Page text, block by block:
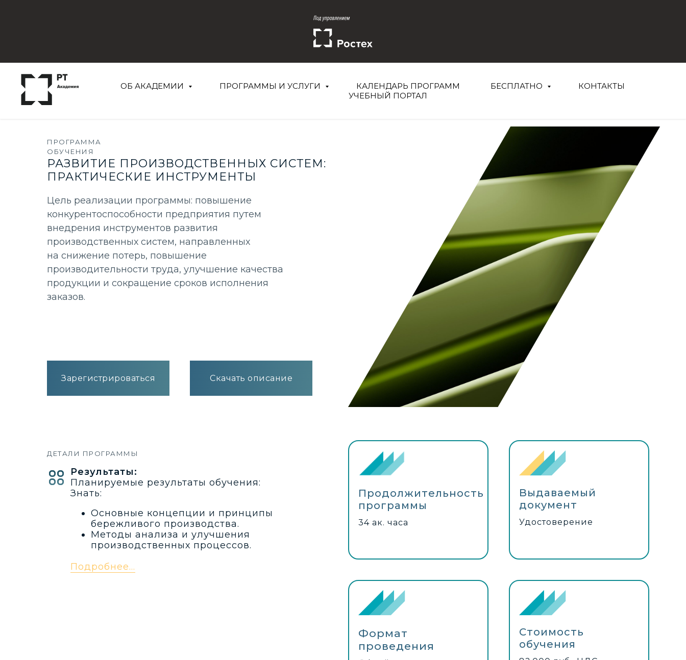
ОБ АКАДЕМИИ ПРОГРАММЫ И УСЛУГИ КАЛЕНДАРЬ ПРОГРАММ БЕСПЛАТНО
КОНТАКТЫ
УЧЕБНЫЙ ПОРТАЛ
РАЗВИТИЕ ПРОИЗВОДСТВЕННЫХ СИСТЕМ:
ПРАКТИЧЕСКИЕ ИНСТРУМЕНТЫ
Цель реализации программы: повышение
конкурентоспособности предприятия путем
внедрения инструментов развития
производственных систем, направленных
на снижение потерь, повышение
производительности труда, улучшение качества
продукции и сокращение сроков исполнения
заказов.
ПРОГРАММА
ОБУЧЕНИЯ
Зарегистрироваться Скачать описание
Результаты:
Планируемые результаты обучения:
Знать:
Основные концепции и принципы
бережливого производства.
Методы анализа и улучшения
производственных процессов.
Подробнее...
Стоимость
обучения
ДЕТАЛИ ПРОГРАММЫ
Формат
проведения
34 ак. часа
Продолжительность
программы
Удостоверение
Выдаваемый
документ